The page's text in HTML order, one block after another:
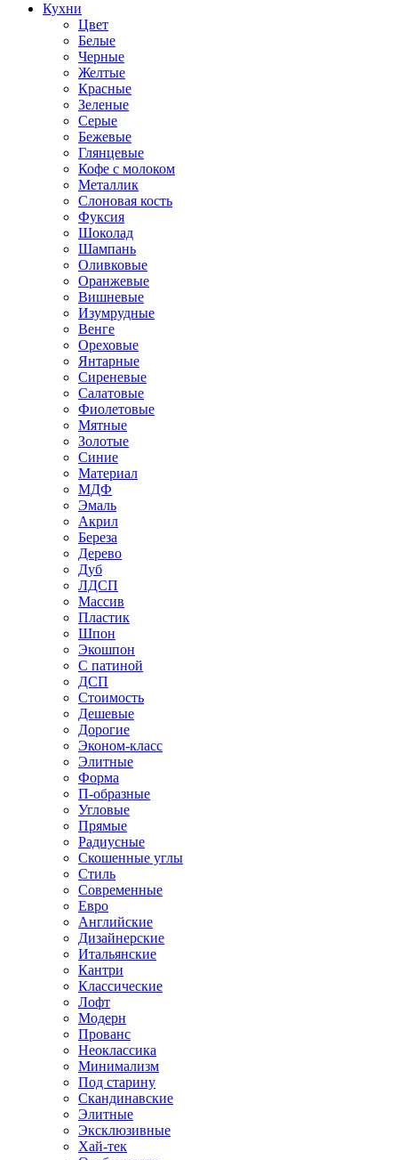
Кухни
Цвет
Белые
Черные
Желтые
Красные
Зеленые
Серые
Бежевые
Глянцевые
Кофе с молоком
Металлик
Слоновая кость
Фуксия
Шоколад
Шампань
Оливковые
Оранжевые
Вишневые
Изумрудные
Венге
Ореховые
Янтарные
Сиреневые
Салатовые
Фиолетовые
Мятные
Золотые
Синие
Материал
МДФ
Эмаль
Акрил
Береза
Дерево
Дуб
ЛДСП
Массив
Пластик
Шпон
Экошпон
С патиной
ДСП
Стоимость
Дешевые
Дорогие
Эконом-класс
Элитные
Форма
П-образные
Угловые
Прямые
Радиусные
Скошенные углы
Стиль
Современные
Евро
Английские
Дизайнерские
Итальянские
Кантри
Классические
Лофт
Модерн
Прованс
Неоклассика
Минимализм
Под старину
Скандинавские
Элитные
Эксклюзивные
Хай-тек